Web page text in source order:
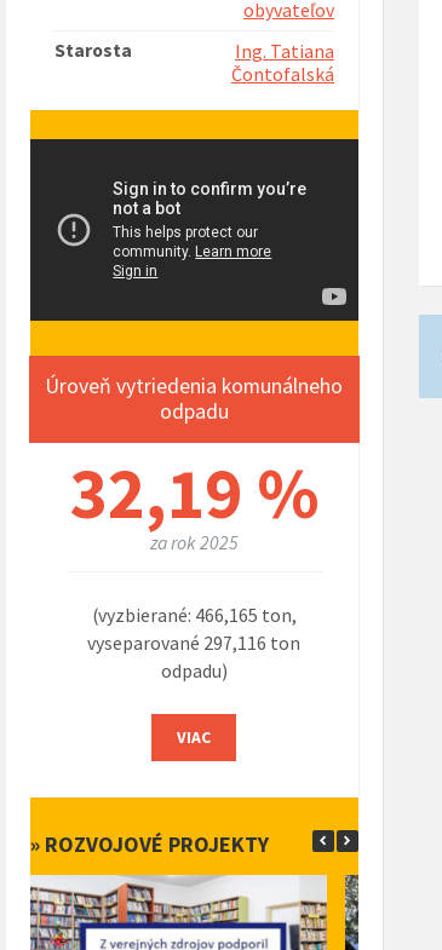
obyvateľov
Starosta
Ing. Tatiana
Čontofalská
Úroveň vytriedenia komunálneho
odpadu
32,19 %
za rok 2025
(vyzbierané: 466,165 ton,
vyseparované 297,116 ton
odpadu)
VIAC
» ROZVOJOVÉ PROJEKTY